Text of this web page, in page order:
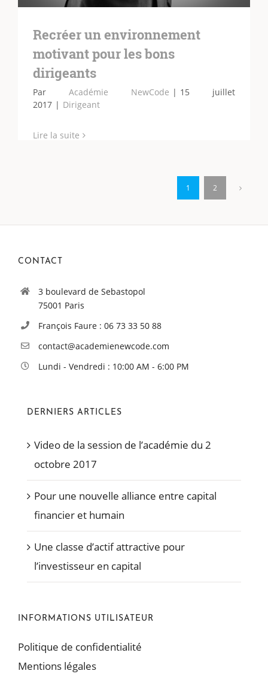
Recréer un environnement
motivant pour les bons
dirigeants
Par Académie NewCode | 15 juillet
2017 | Dirigeant
Lire la suite
1 2
CONTACT
3 boulevard de Sebastopol
75001 Paris
François Faure : 06 73 33 50 88
contact@academienewcode.com
Lundi - Vendredi : 10:00 AM - 6:00 PM
DERNIERS ARTICLES
Video de la session de l’académie du 2
octobre 2017
Pour une nouvelle alliance entre capital
financier et humain
Une classe d’actif attractive pour
l’investisseur en capital
INFORMATIONS UTILISATEUR
Politique de confidentialité
Mentions légales